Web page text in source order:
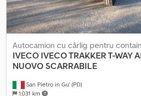
San Pietro in Gu' (PD)
1.031 km
Autocamion cu cârlig pentru
IVECO IVECO TRAKKER T-WAY
NUOVO SCARRABILE